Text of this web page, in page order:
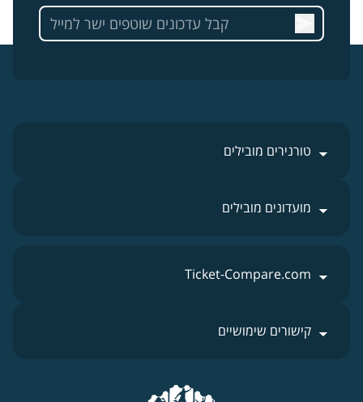
טורנירים מובילים
מועדונים מובילים
Ticket-Compare.com
קישורים שימושיים